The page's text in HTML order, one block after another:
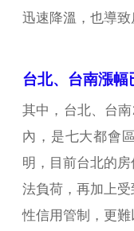
迅速降溫，也導致
台北、台南漲幅
其中，台北、台
內，是七大都會
明，目前台北的
法負荷，再加上
性信用管制，更